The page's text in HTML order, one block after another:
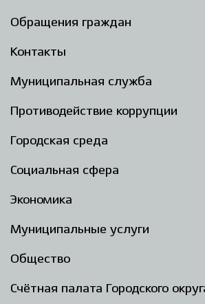
Обращения граждан
Контакты
Муниципальная служба
Противодействие коррупции
Городская среда
Социальная сфера
Экономика
Муниципальные услуги
Общество
Счётная палата Городского